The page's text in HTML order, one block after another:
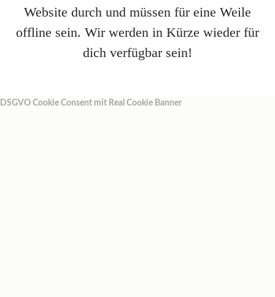
Website durch und müssen für eine Weile
offline sein. Wir werden in Kürze wieder für
dich verfügbar sein!
DSGVO Cookie Consent mit Real Cookie Banner